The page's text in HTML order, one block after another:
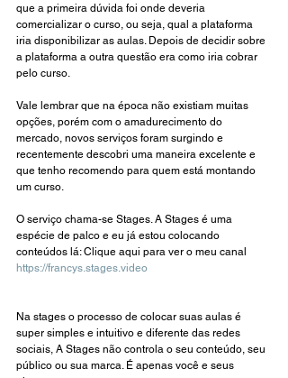
que a primeira dúvida foi onde deveria
comercializar o curso, ou seja, qual a plataforma
iria disponibilizar as aulas. Depois de decidir sobre
a plataforma a outra questão era como iria cobrar
pelo curso.
Vale lembrar que na época não existiam muitas
opções, porém com o amadurecimento do
mercado, novos serviços foram surgindo e
recentemente descobri uma maneira excelente e
que tenho recomendo para quem está montando
um curso.
O serviço chama-se Stages. A Stages é uma
espécie de palco e eu já estou colocando
conteúdos lá: Clique aqui para ver o meu canal
https://francys.stages.video
Na stages o processo de colocar suas aulas é
super simples e intuitivo e diferente das redes
sociais, A Stages não controla o seu conteúdo, seu
público ou sua marca. É apenas você e seus